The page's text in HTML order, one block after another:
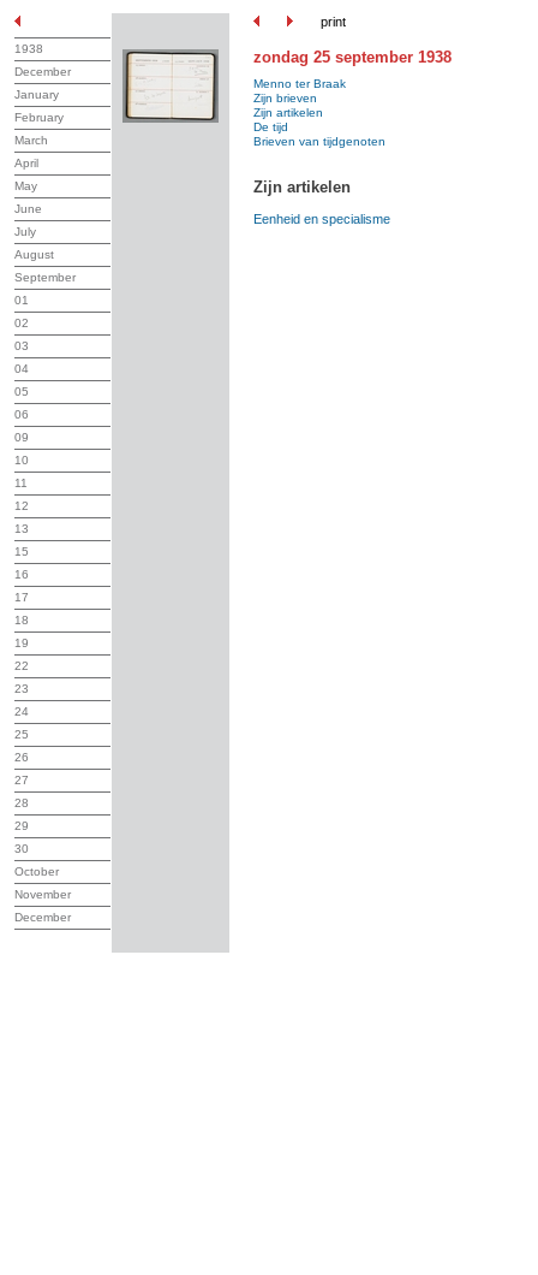
print
1938
December
January
February
March
April
May
June
July
August
September
01
02
03
04
05
06
09
10
11
12
13
15
16
17
18
19
22
23
24
25
26
27
28
29
30
October
November
December
zondag 25 september 1938
Menno ter Braak
Zijn brieven
Zijn artikelen
De tijd
Brieven van tijdgenoten
Zijn artikelen
Eenheid en specialisme